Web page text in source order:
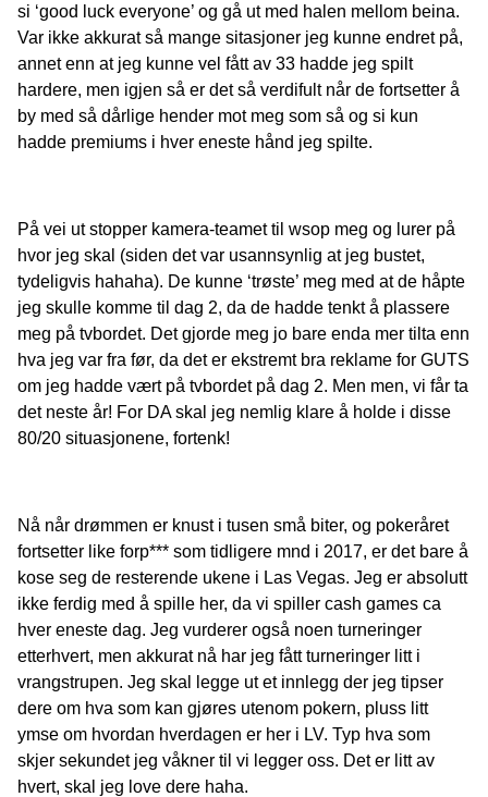
si ‘good luck everyone’ og gå ut med halen mellom beina.
Var ikke akkurat så mange sitasjoner jeg kunne endret på,
annet enn at jeg kunne vel fått av 33 hadde jeg spilt
hardere, men igjen så er det så verdifult når de fortsetter å
by med så dårlige hender mot meg som så og si kun
hadde premiums i hver eneste hånd jeg spilte.
På vei ut stopper kamera-teamet til wsop meg og lurer på
hvor jeg skal (siden det var usannsynlig at jeg bustet,
tydeligvis hahaha). De kunne ‘trøste’ meg med at de håpte
jeg skulle komme til dag 2, da de hadde tenkt å plassere
meg på tvbordet. Det gjorde meg jo bare enda mer tilta enn
hva jeg var fra før, da det er ekstremt bra reklame for GUTS
om jeg hadde vært på tvbordet på dag 2. Men men, vi får ta
det neste år! For DA skal jeg nemlig klare å holde i disse
80/20 situasjonene, fortenk!
Nå når drømmen er knust i tusen små biter, og pokeråret
fortsetter like forp*** som tidligere mnd i 2017, er det bare å
kose seg de resterende ukene i Las Vegas. Jeg er absolutt
ikke ferdig med å spille her, da vi spiller cash games ca
hver eneste dag. Jeg vurderer også noen turneringer
etterhvert, men akkurat nå har jeg fått turneringer litt i
vrangstrupen. Jeg skal legge ut et innlegg der jeg tipser
dere om hva som kan gjøres utenom pokern, pluss litt
ymse om hvordan hverdagen er her i LV. Typ hva som
skjer sekundet jeg våkner til vi legger oss. Det er litt av
hvert, skal jeg love dere haha.